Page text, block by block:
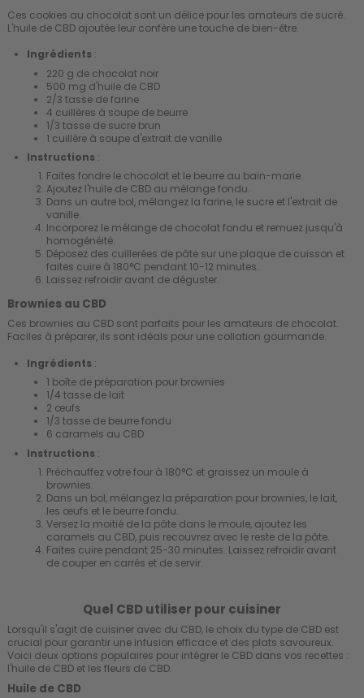
Ces cookies au chocolat sont un délice pour les amateurs de sucré.
L'huile de CBD ajoutée leur confère une touche de bien-être.
Ingrédients :
220 g de chocolat noir
500 mg d'huile de CBD
2/3 tasse de farine
4 cuillères à soupe de beurre
1/3 tasse de sucre brun
1 cuillère à soupe d'extrait de vanille
Instructions :
Faites fondre le chocolat et le beurre au bain-marie.
Ajoutez l'huile de CBD au mélange fondu.
Dans un autre bol, mélangez la farine, le sucre et l'extrait de
vanille.
Incorporez le mélange de chocolat fondu et remuez jusqu'à
homogénéité.
Déposez des cuillerées de pâte sur une plaque de cuisson et
faites cuire à 180°C pendant 10-12 minutes.
Laissez refroidir avant de déguster.
Brownies au CBD
Ces brownies au CBD sont parfaits pour les amateurs de chocolat.
Faciles à préparer, ils sont idéals pour une collation gourmande.
Ingrédients :
1 boîte de préparation pour brownies
1/4 tasse de lait
2 œufs
1/3 tasse de beurre fondu
6 caramels au CBD
Instructions :
Préchauffez votre four à 180°C et graissez un moule à
brownies.
Dans un bol, mélangez la préparation pour brownies, le lait,
les œufs et le beurre fondu.
Versez la moitié de la pâte dans le moule, ajoutez les
caramels au CBD, puis recouvrez avec le reste de la pâte.
Faites cuire pendant 25-30 minutes. Laissez refroidir avant
de couper en carrés et de servir.
Quel CBD utiliser pour cuisiner
Lorsqu'il s'agit de cuisiner avec du CBD, le choix du type de CBD est
crucial pour garantir une infusion efficace et des plats savoureux.
Voici deux options populaires pour intégrer le CBD dans vos recettes :
l'huile de CBD et les fleurs de CBD.
Huile de CBD